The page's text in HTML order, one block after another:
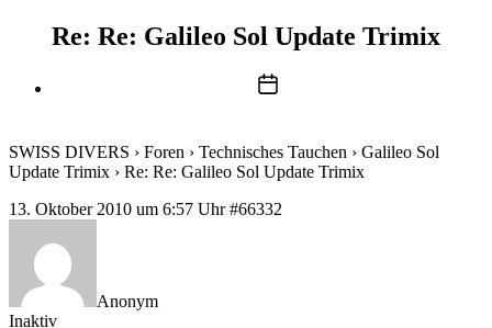
Re: Re: Galileo Sol Update Trimix
Beitragsdatum
SWISS DIVERS › Foren › Technisches Tauchen › Galileo Sol
Update Trimix › Re: Re: Galileo Sol Update Trimix
13. Oktober 2010 um 6:57 Uhr #66332
Anonym
Inaktiv